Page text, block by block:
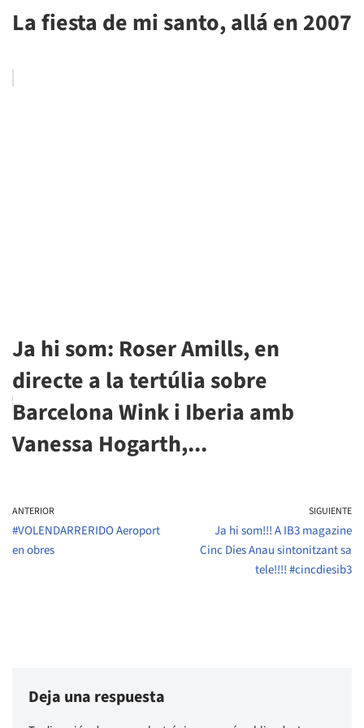
La fiesta de mi santo, allá en 2007
Ja hi som: Roser Amills, en
directe a la tertúlia sobre
Barcelona Wink i Iberia amb
Vanessa Hogarth,...
ANTERIOR
#VOLENDARRERIDO Aeroport
en obres
SIGUIENTE
Ja hi som!!! A IB3 magazine
Cinc Dies Anau sintonitzant sa
tele!!!! #cincdiesib3
Deja una respuesta